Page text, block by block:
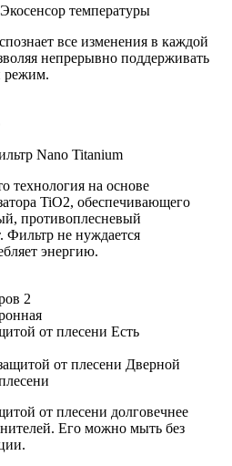
Экосенсор температуры
все изменения в каждой
непрерывно поддерживать
режим.
Nano Titanium
технология на основе
TiO2, обеспечивающего
противоплесневый
не нуждается
энергию.
2
от плесени Есть
Дверной
от плесени долговечнее
Его можно мыть без